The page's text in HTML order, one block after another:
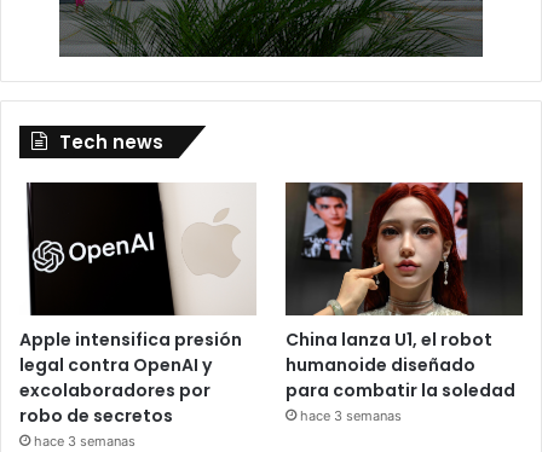
Tech news
Apple intensifica presión
legal contra OpenAI y
excolaboradores por
robo de secretos
hace 3 semanas
China lanza U1, el robot
humanoide diseñado
para combatir la soledad
hace 3 semanas